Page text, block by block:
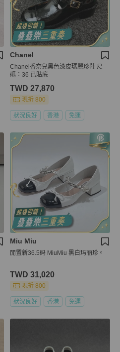
Chanel
Chanel香奈兒黑色漆皮瑪麗珍鞋 尺
碼：36 已貼底
TWD 27,870
現折 800
狀況良好 香港 免運
Miu Miu
閒置新36.5码 MiuMiu 黑白玛丽珍。
TWD 31,020
現折 800
狀況良好 香港 免運